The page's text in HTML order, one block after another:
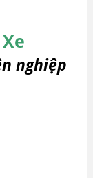
nghiệp